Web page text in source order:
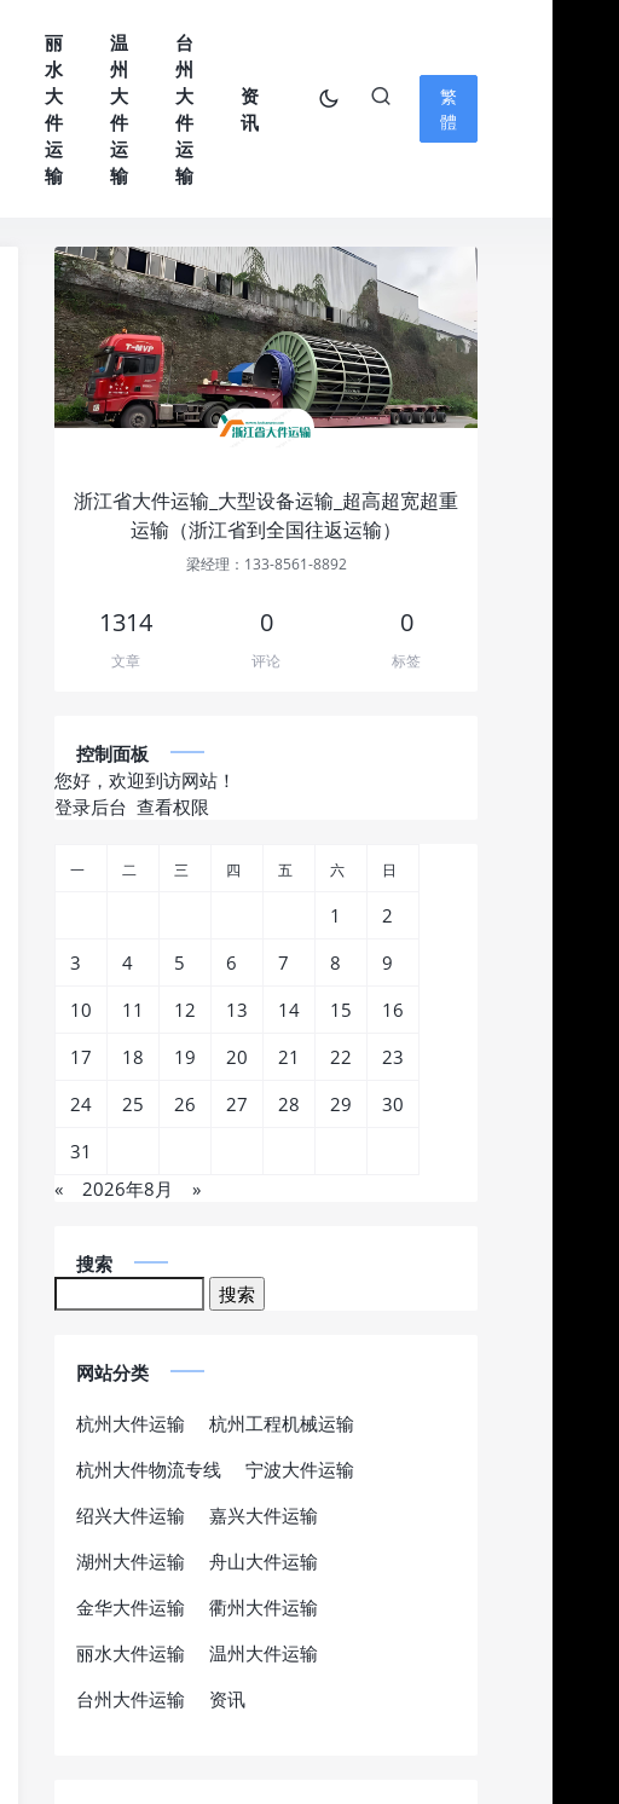
丽
水
大
件
运
输
温
州
大
件
运
输
台
州
大
件
运
输
资
讯
繁
體
浙江省大件运输_大型设备运输_超高超宽超重
运输（浙江省到全国往返运输）
梁经理：133-8561-8892
1314
文章
0
评论
0
标签
控制面板
您好，欢迎到访网站！
登录后台 查看权限
« 2026年8月 »
一 二 三 四 五 六 日
1
2
3
4 5 6 7 8
9
10
11 12 13 14 15
16
17
18 19 20 21 22
23
24
25 26 27 28 29
30
31
搜索
网站分类
杭州大件运输
杭州工程机械运输
杭州大件物流专线
宁波大件运输
绍兴大件运输
嘉兴大件运输
湖州大件运输
舟山大件运输
金华大件运输
衢州大件运输
丽水大件运输
温州大件运输
台州大件运输
资讯